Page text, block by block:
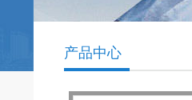
产品中心